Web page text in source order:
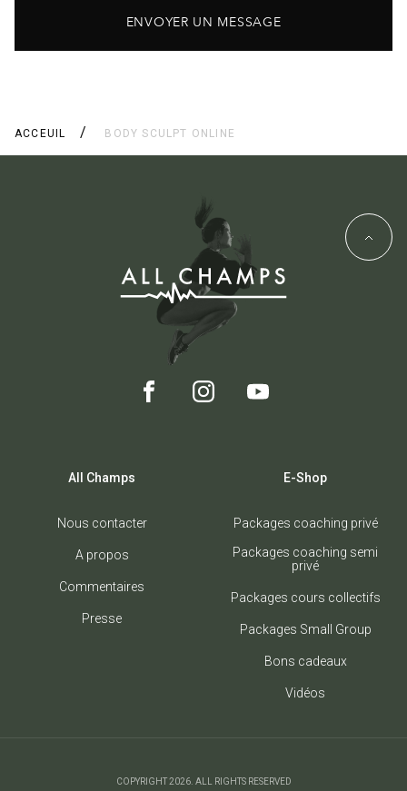
ENVOYER UN MESSAGE
ACCEUIL BODY SCULPT ONLINE
All Champs
Nous contacter
A propos
Commentaires
Presse
E-Shop
Packages coaching privé
Packages coaching semi
privé
Packages cours collectifs
Packages Small Group
Bons cadeaux
Vidéos
COPYRIGHT 2026. ALL RIGHTS RESERVED